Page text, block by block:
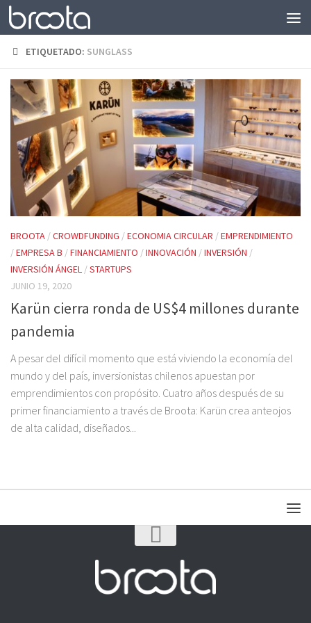
Saltar al contenido
ETIQUETADO: SUNGLASS
BROOTA /CROWDFUNDING /ECONOMIA CIRCULAR /EMPRENDIMIENTO
/EMPRESA B /FINANCIAMIENTO /INNOVACIÓN /INVERSIÓN /
INVERSIÓN ÁNGEL /STARTUPS
JUNIO 19, 2020
Karün cierra ronda de US$4 millones durante
pandemia
A pesar del difícil momento que está viviendo la economía del
mundo y del país, inversionistas chilenos apuestan por
emprendimientos con propósito. Cuatro años después de su
primer financiamiento a través de Broota: Karün crea anteojos
de alta calidad, diseñados...